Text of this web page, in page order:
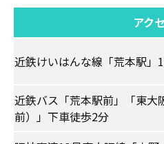
アク
近鉄けいはんな線「荒本駅
近鉄バス「荒本駅前」「東大
前）」下車徒歩2分